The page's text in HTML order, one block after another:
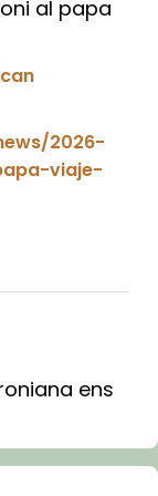
al papa
2026-
viaje-
ens
ha